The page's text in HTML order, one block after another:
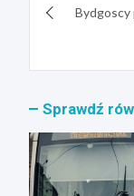
wpisuBydgoscy
Sprawdź